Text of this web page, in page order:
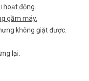
hoạt động.
gầm máy.
không giặt được.
lại.